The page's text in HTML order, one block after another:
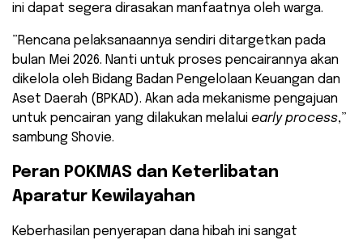
ini dapat segera dirasakan manfaatnya oleh warga.
​”Rencana pelaksanaannya sendiri ditargetkan pada
bulan Mei 2026. Nanti untuk proses pencairannya akan
dikelola oleh Bidang Badan Pengelolaan Keuangan dan
Aset Daerah (BPKAD). Akan ada mekanisme pengajuan
untuk pencairan yang dilakukan melalui early process,”
sambung Shovie.
​Peran POKMAS dan Keterlibatan
Aparatur Kewilayahan
​Keberhasilan penyerapan dana hibah ini sangat